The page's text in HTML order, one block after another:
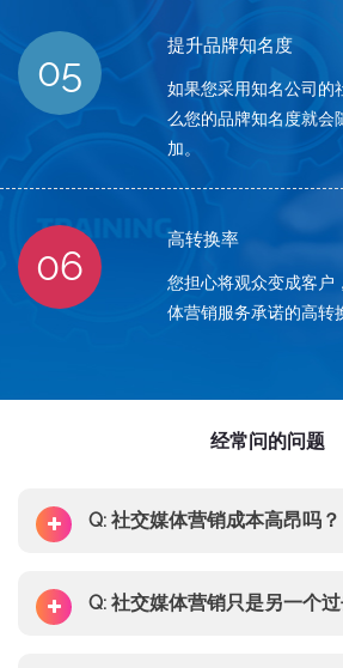
05
提升品牌知名度
如果您采用知名公司的
么您的品牌知名度就会
加。
06
高转换率
您担心将观众变成客户
体营销服务承诺的高转
经常问的问题
Q: 社交媒体营销成本高昂吗？
Q: 社交媒体营销只是另一个